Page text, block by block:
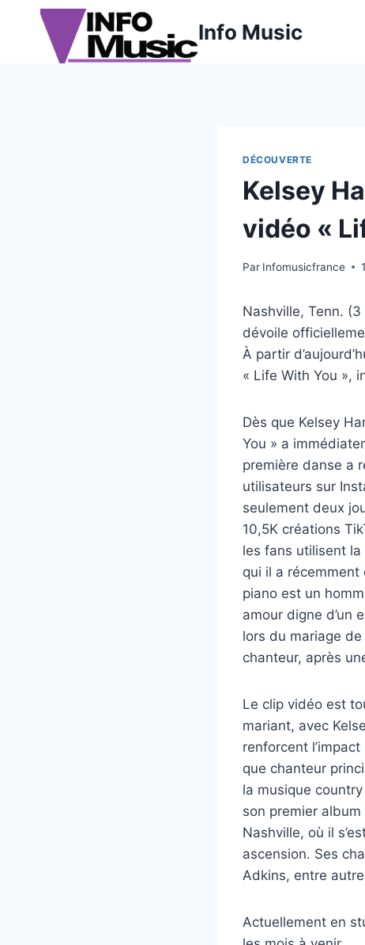
Info Music
DÉCOUVERTE
Kelsey
vidéo «
Par Infomusicfrance
Nashville, Tenn.
dévoile
À partir
« Life With You »,
Dès que Kelsey
You » a
première danse a
utilisateurs sur
seulement deux
10,5K créations
les fans utilisent la
qui il a
piano est un
amour digne d’un
lors du mariage
chanteur, après
Le clip vidéo est
mariant, avec
renforcent
que chanteur
la musique
son premier
Nashville, où il
ascension. Ses
Adkins, entre
Actuellement en